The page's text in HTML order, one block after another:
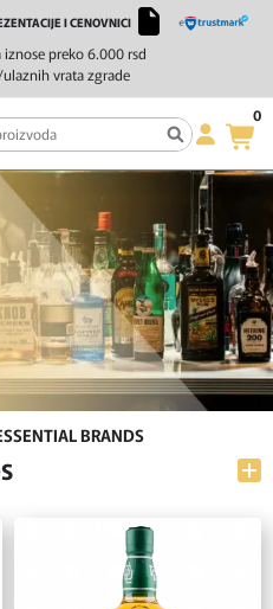
preko 6.000 rsd
vrata zgrade
I CENOVNICI
0
BRANDS